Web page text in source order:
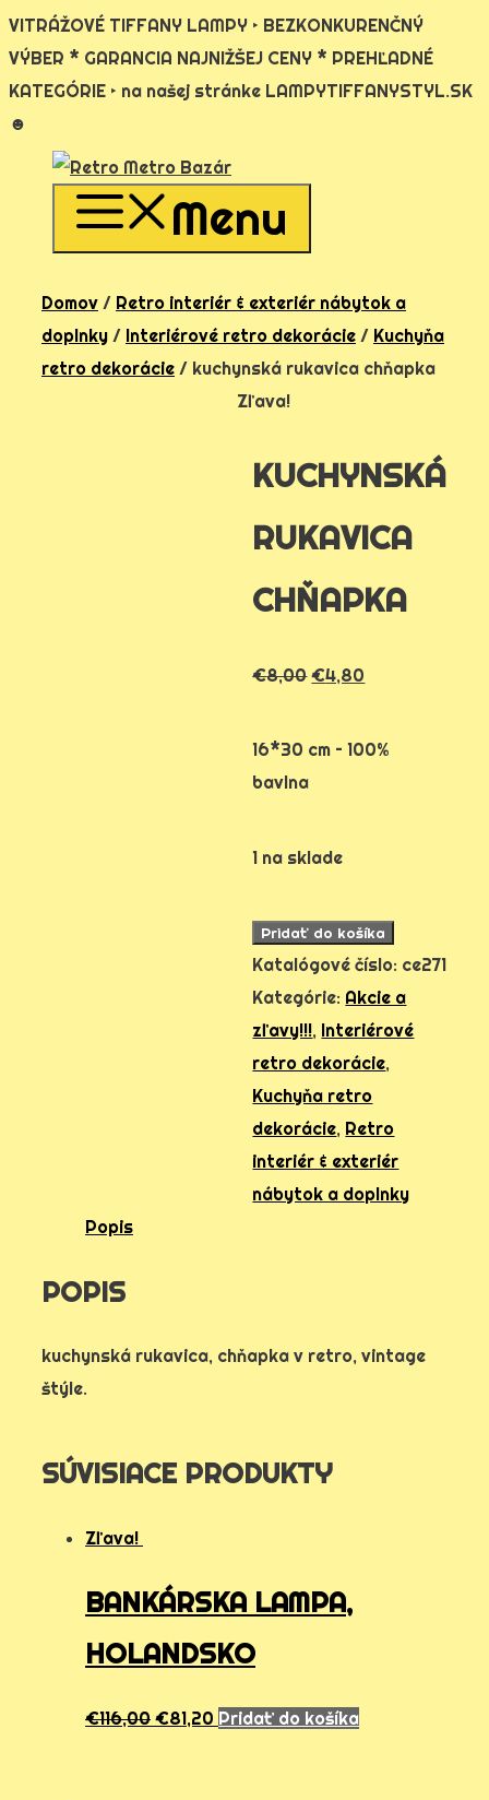
VITRÁŽOVÉ TIFFANY LAMPY ‣ BEZKONKURENČNÝ
VÝBER * GARANCIA NAJNIŽŠEJ CENY * PREHĽADNÉ
KATEGÓRIE ‣ na našej stránke LAMPYTIFFANYSTYL.SK
☻
Preskočiť
Menu
Domov / Retro interiér & exteriér nábytok a
doplnky / Interiérové retro dekorácie / Kuchyňa
retro dekorácie / kuchynská rukavica chňapka
Zľava!
KUCHYNSKÁ
RUKAVICA
CHŇAPKA
€8,00 €4,80
16*30 cm – 100%
bavlna
1 na sklade
množstvo
kuchynská
rukavica
chňapka
Pridať do košíka
Katalógové číslo: ce271
Kategórie: Akcie a
zľavy!!!, Interiérové
retro dekorácie,
Kuchyňa retro
dekorácie, Retro
interiér & exteriér
nábytok a doplnky
Popis
POPIS
kuchynská rukavica, chňapka v retro, vintage
štýle.
SÚVISIACE PRODUKTY
Zľava!
BANKÁRSKA LAMPA,
HOLANDSKO
€116,00 €81,20 Pridať do košíka